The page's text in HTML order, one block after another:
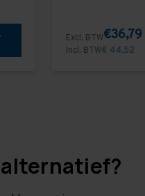
Excl. BTW€36,79
Incl. BTW€ 44,52
alternatief?